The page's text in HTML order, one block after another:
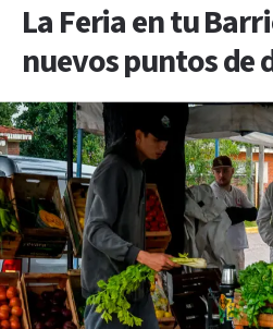
La Feria en tu
nuevos puntos